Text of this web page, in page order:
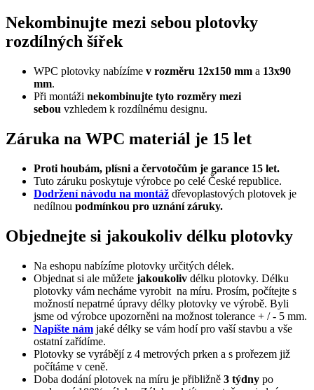
Nekombinujte mezi sebou plotovky
rozdílných šířek
WPC plotovky nabízíme v rozměru 12x150 mm a 13x90
mm.
Při montáži nekombinujte tyto rozměry mezi
sebou vzhledem k rozdílnému designu.
Záruka na WPC materiál je 15 let
Proti houbám, plísni a červotočům je garance 15 let.
Tuto záruku poskytuje výrobce po celé České republice.
Dodržení návodu na montáž dřevoplastových plotovek je
nedílnou podmínkou pro uznání záruky.
Objednejte si jakoukoliv délku plotovky
Na eshopu nabízíme plotovky určitých délek.
Objednat si ale můžete jakoukoliv délku plotovky. Délku
plotovky vám necháme vyrobit na míru. Prosím, počítejte s
možností nepatrné úpravy délky plotovky ve výrobě. Byli
jsme od výrobce upozorněni na možnost tolerance + / - 5 mm.
Napište nám jaké délky se vám hodí pro vaší stavbu a vše
ostatní zařídíme.
Plotovky se vyrábějí z 4 metrových prken a s prořezem již
počítáme v ceně.
Doba dodání plotovek na míru je přibližně 3 týdny po